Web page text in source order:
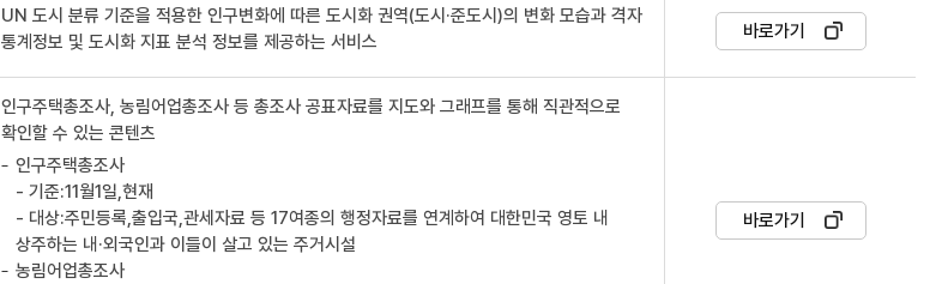
UN 도시 분류 기준을 적용한 인구변화에 따른 도시화 권역(도시·준도시)의 변화 모습과 격자
통계정보 및 도시화 지표 분석 정보를 제공하는 서비스
바로가기
인구주택총조사, 농림어업총조사 등 총조사 공표자료를 지도와 그래프를 통해 직관적으로
확인할 수 있는 콘텐츠
인구주택총조사
- 기준:11월1일,현재
- 대상:주민등록,출입국,관세자료 등 17여종의 행정자료를 연계하여 대한민국 영토 내
상주하는 내·외국인과 이들이 살고 있는 주거시설
농림어업총조사
바로가기